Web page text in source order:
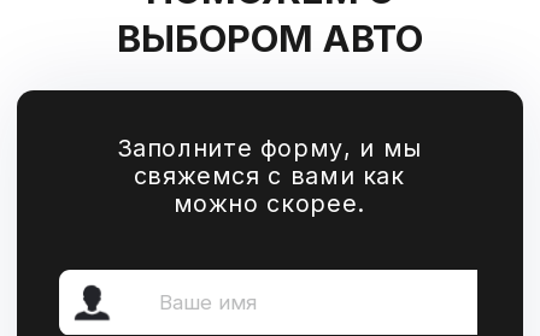
ФАЛЬШИВЫЕ ДОКУМЕНТЫ
ПОЧЕМУ ПОКУПКА
АВТОМОБИЛЯ В РОССИИ